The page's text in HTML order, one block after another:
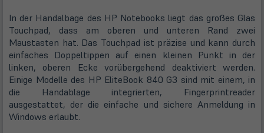
In der Handalbage des HP Notebooks liegt das großes Glas
Touchpad, dass am oberen und unteren Rand zwei
Maustasten hat. Das Touchpad ist präzise und kann durch
einfaches Doppeltippen auf einen kleinen Punkt in der
linken, oberen Ecke vorübergehend deaktiviert werden.
Einige Modelle des HP EliteBook 840 G3 sind mit einem, in
die Handablage integrierten, Fingerprintreader
ausgestattet, der die einfache und sichere Anmeldung in
Windows erlaubt.